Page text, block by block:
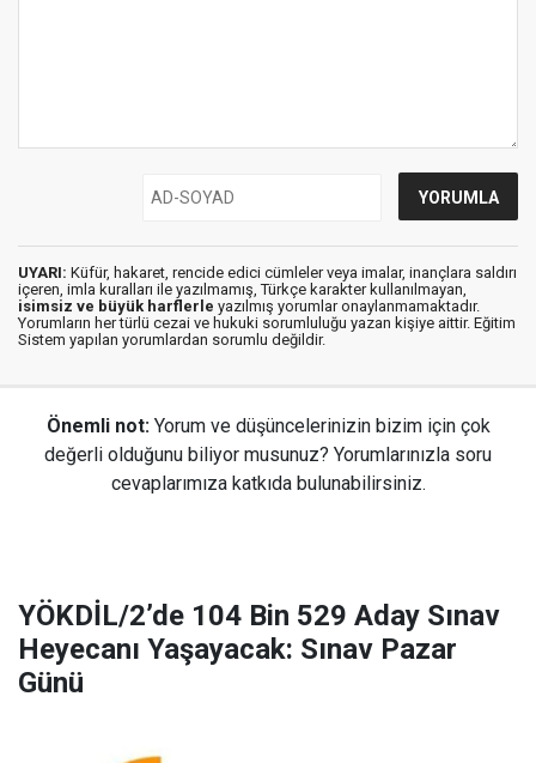
UYARI: Küfür, hakaret, rencide edici cümleler veya imalar, inançlara saldırı
içeren, imla kuralları ile yazılmamış, Türkçe karakter kullanılmayan,
isimsiz ve büyük harflerle yazılmış yorumlar onaylanmamaktadır.
Yorumların her türlü cezai ve hukuki sorumluluğu yazan kişiye aittir. Eğitim
Sistem yapılan yorumlardan sorumlu değildir.
Önemli not: Yorum ve düşüncelerinizin bizim için çok
değerli olduğunu biliyor musunuz? Yorumlarınızla soru
cevaplarımıza katkıda bulunabilirsiniz.
YÖKDİL/2’de 104 Bin 529 Aday Sınav
Heyecanı Yaşayacak: Sınav Pazar
Günü